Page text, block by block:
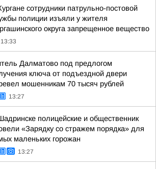
сотрудники патрульно-постовой
полиции изъяли у жителя
округа запрещенное вещество
13:33
Далматово под предлогом
ключа от подъездной двери
мошенникам 70 тысяч рублей
13:27
полицейские и общественник
«Зарядку со стражем порядка» для
маленьких горожан
13:27